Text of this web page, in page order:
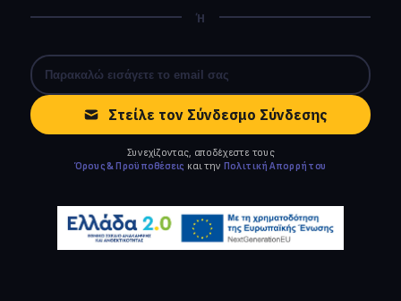
Ή
Στείλε τον Σύνδεσμο Σύνδεσης
Συνεχίζοντας, αποδέχεστε τους
Όρους & Προϋποθέσεις και την Πολιτική Απορρήτου